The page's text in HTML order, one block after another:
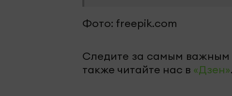
Фото: freepik.com
Следите за самым важным
также читайте нас в «Дзен».